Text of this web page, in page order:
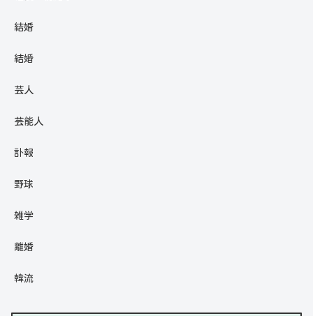
結婚
結婚
芸人
芸能人
訃報
野球
雑学
離婚
韓流